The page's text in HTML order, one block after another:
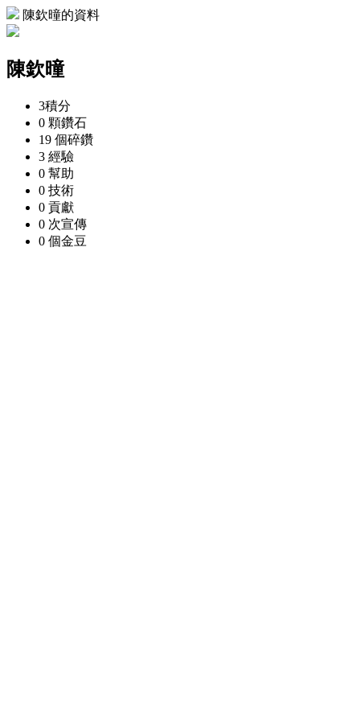
陳欽曈的資料
陳欽曈
3積分
0 顆鑽石
19 個碎鑽
3 經驗
0 幫助
0 技術
0 貢獻
0 次宣傳
0 個金豆